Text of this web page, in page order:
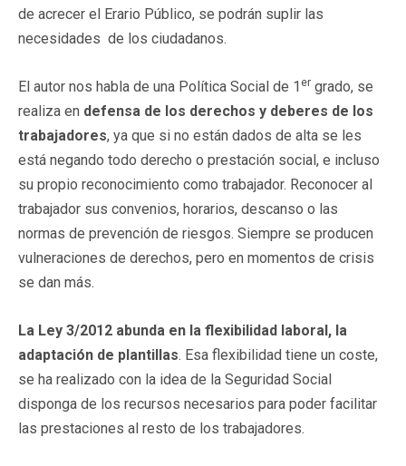
de acrecer el Erario Público, se podrán suplir las
necesidades de los ciudadanos.
El autor nos habla de una Política Social de 1 er grado, se
realiza en defensa de los derechos y deberes de los
trabajadores, ya que si no están dados de alta se les
está negando todo derecho o prestación social, e incluso
su propio reconocimiento como trabajador. Reconocer al
trabajador sus convenios, horarios, descanso o las
normas de prevención de riesgos. Siempre se producen
vulneraciones de derechos, pero en momentos de crisis
se dan más.
La Ley 3/2012 abunda en la flexibilidad laboral, la
adaptación de plantillas. Esa flexibilidad tiene un coste,
se ha realizado con la idea de la Seguridad Social
disponga de los recursos necesarios para poder facilitar
las prestaciones al resto de los trabajadores.